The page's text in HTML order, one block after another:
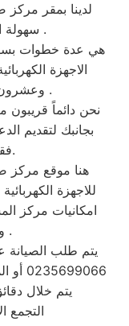
لدينا بمقر
سهولة الخدمة لتواجد المكونات الاصلية .
هي عدة خطوات
الاجهزة
وعشرون ساعة بجميع احياء التجمع الاول .
نحن دائماً قريبون
بجانبك لتقديم
فقط ثق بنا وبكفائتنا المهنية.
هنا موقع مركز
للاجهزة
امكانيات مركز
وستنجهاوس للصيانة دوما .
يتم طلب
يتم خلال
التجمع